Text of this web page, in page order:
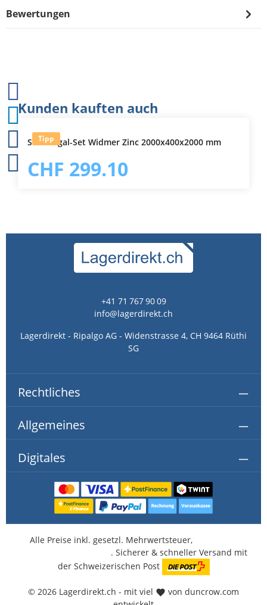
Bewertungen
Produktgalerie überspringen
Kunden kauften auch
Tipp
Steckregal-Set Widmer Zinc 2000x400x2000 mm
CHF 299.10
+41 71 767 90 09
info@lagerdirekt.ch
Lagerdirekt - Ripalgo AG - Widenstrasse 4, CH 9464 Rüthi
SG
Rechtliches
Allgemeines
Digitales
© 2026 Lagerdirekt.ch - mit viel
von duncrow.com
Alle Preise inkl. gesetzl. Mehrwertsteuer,
. Sicherer & schneller Versand mit
der Schweizerischen Post